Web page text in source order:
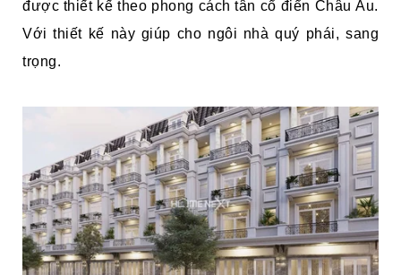
được thiết kế theo phong cách tân cổ điển Châu Âu.
Với thiết kế này giúp cho ngôi nhà quý phái, sang
trọng.